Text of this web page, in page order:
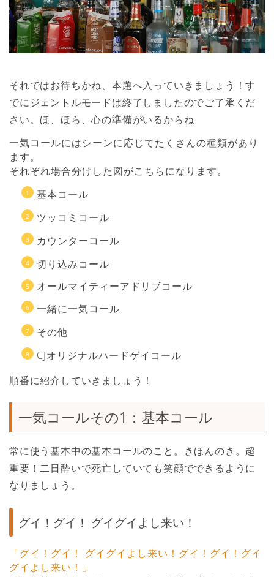
それではお待ちかね、本題へ入っていきましょう！す
でにジェントルモードは終了しましたのでご了承くだ
さい。ほ、ほら、心の準備がいるからね
一気コールにはシーンに応じてたくさんの種類があり
ます。
それぞれ場合分けした図がこちらになります。
基本コール
ツッコミコール
カウンターコール
切り込みコール
オールマイティーアドリブコール
一緒に一気コール
その他
CJオリジナルハードゲイコール
順番に紹介していきましょう！
一気コールその1：基本コール
常に使う基本中の基本コールのこと。きほんのき。超
重要！二日酔いで死亡していても笑顔でできるように
なりましょう。
グイ！グイ！ グイグイよし来い！
「グイ！グイ！ グイグイよし来い！グイ！グイ！グイ
グイよし来い！」